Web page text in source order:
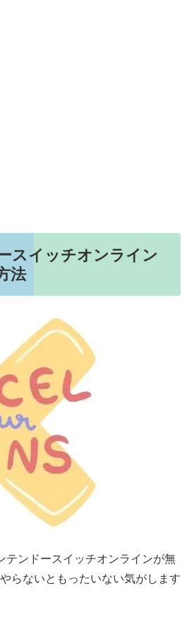
スイッチオンライン
法
テンドースイッチオンラインが無
らないともったいない気がします